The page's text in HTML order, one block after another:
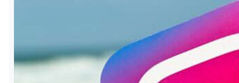
রাজধানী